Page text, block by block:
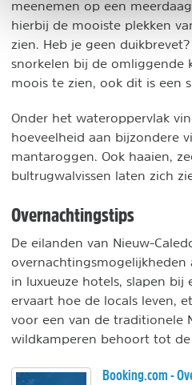
meenemen op een
hierbij de mooiste plekken
zien. Heb je geen
snorkelen bij de omliggende
moois te zien, ook dit is een
Onder het wateroppervlak
hoeveelheid aan bijzondere
mantaroggen. Ook haaien,
bultrugwalvissen laten zich
Overnachtingstips
De eilanden van Nieuw-
overnachtingsmogelijkheden
in luxueuze hotels, slapen bij
ervaart hoe de locals leven,
voor een van de traditionele
wildkamperen behoort tot de
Booking.com -